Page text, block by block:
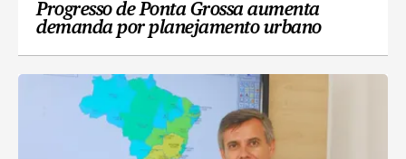
Progresso de Ponta Grossa aumenta
demanda por planejamento urbano